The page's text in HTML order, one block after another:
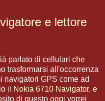
e lettore
parlato di cellulari che
trasformarsi all'occorrenza
navigatori GPS come ad
il
Nokia 6710 Navigator, e
di questo oggi vorrei